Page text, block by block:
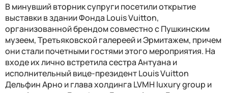
В минувший вторник супруги посетили открытие
выставки в здании Фонда Louis Vuitton,
организованной брендом совместно с Пушкинским
музеем, Третьяковской галереей и Эрмитажем, причем
они стали почетными гостями этого мероприятия. На
входе их лично встретила сестра Антуана и
исполнительный вице-президент Louis Vuitton
Дельфин Арно и глава холдинга LVMH luxury group и